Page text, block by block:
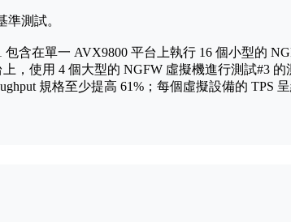
測試。
含在單一 AVX9800 平台上執行 16 個小型的
，使用 4 個大型的 NGFW 虛擬機進行測試#3
規格至少提高 61%；每個虛擬設備的 TPS